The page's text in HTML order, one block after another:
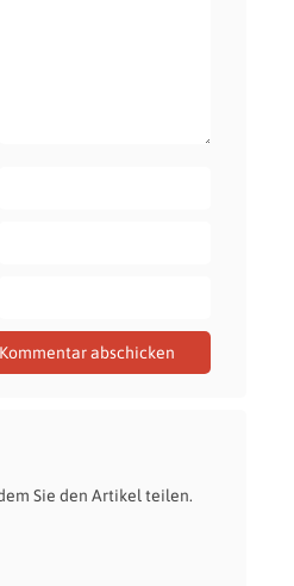
Sie den Artikel teilen.